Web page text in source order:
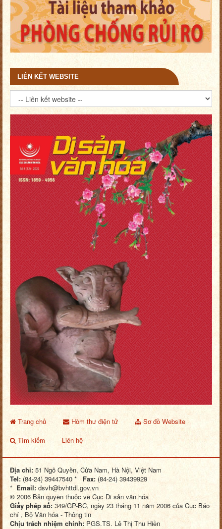
LIÊN KẾT WEBSITE
Trang chủ Hòm thư điện tử
Sơ đồ Website
Liên hệ
Địa chỉ:51 Ngô Quyền, Cửa Nam, Hà Nội, Việt Nam
dsvh@bvhttdl.gov.vn
©2006 Bản quyền thuộc về Cục Di sản văn hóa
Giấy phép số:349/GP-BC, ngày 23 tháng 11 năm 2006 của Cục Báo
chí , Bộ Văn hóa - Thông tin
Chịu trách nhiệm chính:PGS.TS. Lê Thị Thu Hiền
Ghi rõ nguồn "Cục Di sản văn hóa" khi sử dụng lại thông tin từ
Website này